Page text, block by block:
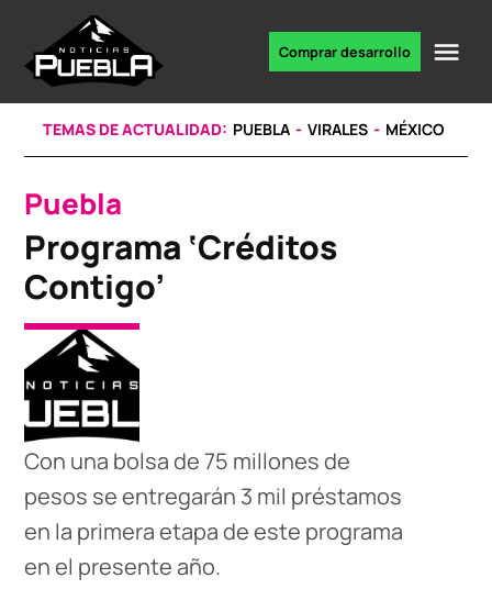
content
noticias
Comprar desarrollo
TEMAS DE ACTUALIDAD: PUEBLA VIRALES MÉXICO
POSTED
IN
Puebla
Programa ‘Créditos
Contigo’
Con una bolsa de 75 millones de
pesos se entregarán 3 mil préstamos
en la primera etapa de este programa
en el presente año.